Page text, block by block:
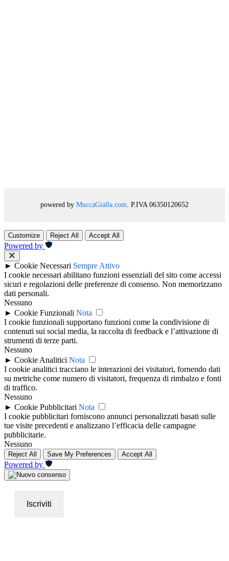
powered by MuccaGialla.com. P.IVA 06350120652
Customize Reject All Accept All
Powered by
► Cookie Necessari Sempre Attivo
I cookie necessari abilitano funzioni essenziali del sito come accessi
sicuri e regolazioni delle preferenze di consenso. Non memorizzano
dati personali.
Nessuno
► Cookie Funzionali Nota
I cookie funzionali supportano funzioni come la condivisione di
contenuti sui social media, la raccolta di feedback e l’attivazione di
strumenti di terze parti.
Nessuno
► Cookie Analitici Nota
I cookie analitici tracciano le interazioni dei visitatori, fornendo dati
su metriche come numero di visitatori, frequenza di rimbalzo e fonti
di traffico.
Nessuno
► Cookie Pubblicitari Nota
I cookie pubblicitari forniscono annunci personalizzati basati sulle
tue visite precedenti e analizzano l’efficacia delle campagne
pubblicitarie.
Nessuno
Reject All Save My Preferences Accept All
Powered by
Iscriviti